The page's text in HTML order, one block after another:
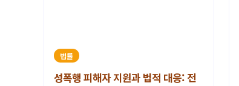
법률
성폭행 피해자 지원과 법적 대응: 전